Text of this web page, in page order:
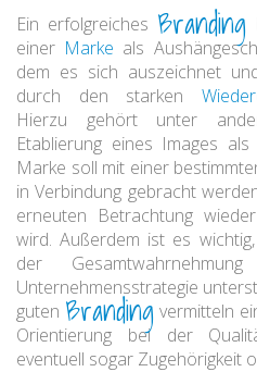
Ein erfolgreiches Branding
einer Marke als
dem es sich auszeichnet
durch den starken
Hierzu gehört unter
Etablierung eines Images als
Marke soll mit einer
in Verbindung gebracht
erneuten Betrachtung
wird. Außerdem ist es
der
Unternehmensstrategie
guten Branding vermitteln
Orientierung bei der
eventuell sogar Zugehörigkeit